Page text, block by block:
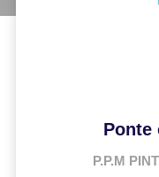
Ponte
P.P.M